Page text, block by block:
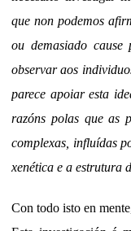
que non podemos
ou demasiado cause
observar aos
parece apoiar esta
razóns polas que as
complexas, influídas
xenética e a estrutura
Con todo isto en